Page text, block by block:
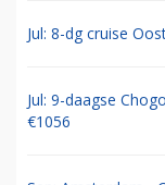
Jul: 8-dg cruise
Jul: 9-daagse
€1056